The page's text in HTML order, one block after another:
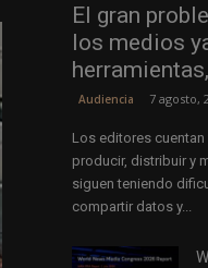
El gran
los medios
Audiencia 7 agosto,
Los editores
producir, distribuir y
siguen teniendo
compartir datos y...